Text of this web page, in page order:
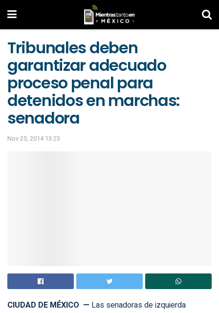
Tribunales deben
garantizar adecuado
proceso penal para
detenidos en marchas:
senadora
Nov 25, 2014 13:23
CIUDAD DE MÉXICO — Las senadoras de izquierda